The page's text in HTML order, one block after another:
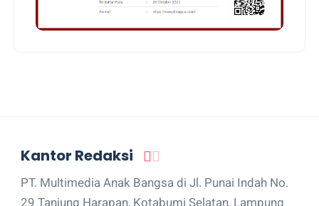
Kantor Redaksi
PT. Multimedia Anak Bangsa di Jl. Punai Indah No.
29 Tanjung Harapan, Kotabumi Selatan, Lampung